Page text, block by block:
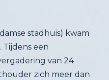
stadhuis) kwam
Tijdens een
van 24
zich meer dan
over een mogelijke
bedrijvigheid dus die
Nieuwe anonieme
al van de baan, want
is hiervoor niet
dat vorig jaar nog